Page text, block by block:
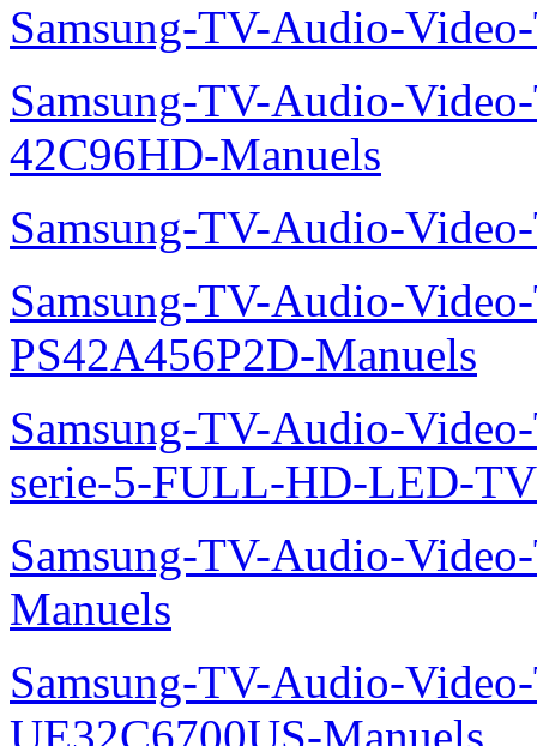
Samsung-TV-Audio-
Samsung-TV-Audio-
42C96HD-Manuels
Samsung-TV-Audio-
Samsung-TV-Audio-
PS42A456P2D-Manuels
Samsung-TV-Audio-
serie-5-FULL-HD-LED-
Samsung-TV-Audio-
Manuels
Samsung-TV-Audio-